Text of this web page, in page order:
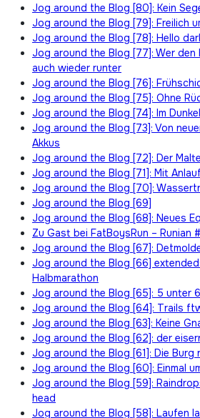
Jog around the Blog [80]: Kein
Jog around the Blog [79]: Freilich
Jog around the Blog [78]: Hello
Jog around the Blog [77]: Wer den
auch wieder runter
Jog around the Blog [76]:
Jog around the Blog [75]: Ohne
Jog around the Blog [74]: Im
Jog around the Blog [73]: Von
Akkus
Jog around the Blog [72]: Der
Jog around the Blog [71]: Mit
Jog around the Blog [70]:
Jog around the Blog [69]
Jog around the Blog [68]: Neues
Zu Gast bei FatBoysRun – Runian
Jog around the Blog [67]:
Jog around the Blog [66]
Halbmarathon
Jog around the Blog [65]: 5 unter 6
Jog around the Blog [64]: Trails
Jog around the Blog [63]: Keine
Jog around the Blog [62]: der
Jog around the Blog [61]: Die Burg
Jog around the Blog [60]: Einmal
Jog around the Blog [59]:
head
Jog around the Blog [58]: Laufen